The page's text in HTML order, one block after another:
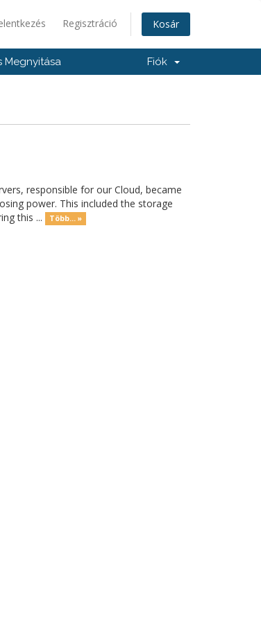
Regisztráció Kosár
Megnyitása Fiók
responsible for our Cloud, became
power. This included the storage
this ...
Több... »